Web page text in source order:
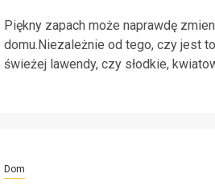
Piękny zapach może naprawdę
domu.Niezależnie od tego, czy jest
świeżej lawendy, czy słodkie,
Dom